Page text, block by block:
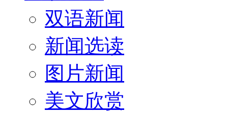
双语新闻
新闻选读
图片新闻
美文欣赏